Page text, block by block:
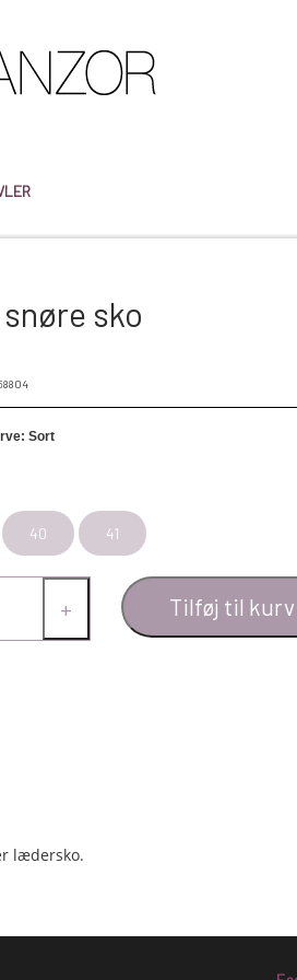
sko
Sort
40 41
+ Tilføj til kurv
lædersko.